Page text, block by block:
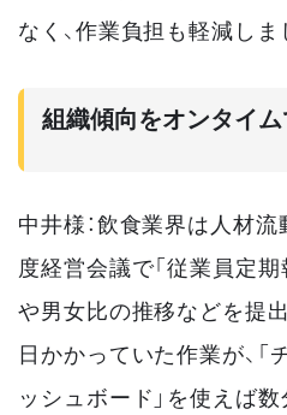
なく、作業負担も軽減しま
組織傾向をオンタイ
中井様：飲食業界は人材
度経営会議で「従業員定
や男女比の推移などを提
日かかっていた作業が、「
ッシュボード」を使えば